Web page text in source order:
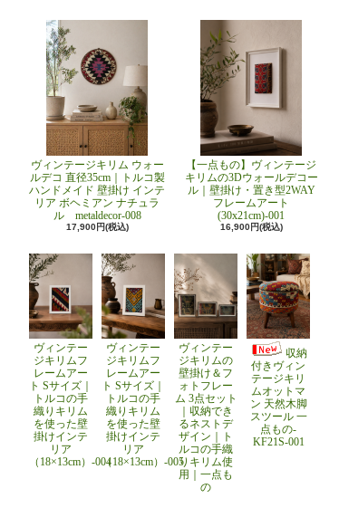
ヴィンテージキリム ウォー
ルデコ 直径35cm｜トルコ製
ハンドメイド 壁掛け インテ
リア ボヘミアン ナチュラ
ル metaldecor-008
17,900円(税込)
【一点もの】ヴィンテージ
キリムの3Dウォールデコー
ル｜壁掛け・置き型2WAY
フレームアート
(30x21cm)-001
16,900円(税込)
ヴィンテー
ジキリムフ
レームアー
ト Sサイズ｜
トルコの手
織りキリム
を使った壁
掛けインテ
リア
（18×13cm）-004
ヴィンテー
ジキリムフ
レームアー
ト Sサイズ｜
トルコの手
織りキリム
を使った壁
掛けインテ
リア
（18×13cm）-005
ヴィンテー
ジキリムの
壁掛け＆フ
ォトフレー
ム 3点セット
｜収納でき
るネストデ
ザイン｜ト
ルコの手織
りキリム使
用｜一点も
の
収納
付きヴィン
テージキリ
ムオットマ
ン 天然木脚
スツール 一
点もの-
KF21S-001